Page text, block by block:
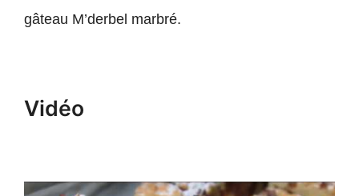
gâteau M’derbel marbré.
Vidéo